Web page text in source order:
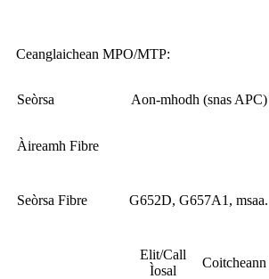
Ceanglaichean MPO/MTP:
Seòrsa Aon-mhodh (snas APC)
Àireamh Fibre
Seòrsa Fibre G652D, G657A1, msaa.
Elit/Call
Ìosal
Coitcheann